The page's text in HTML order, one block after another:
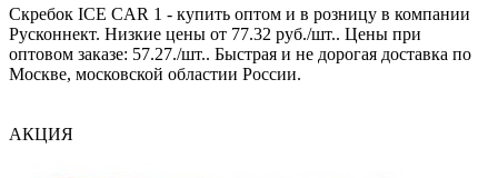
Скребок ICE CAR 1 - купить оптом и в розницу в компании
Русконнект. Низкие цены от 77.32 руб./шт.. Цены при
оптовом заказе: 57.27./шт.. Быстрая и не дорогая доставка по
Москве, московской областии России.
АКЦИЯ